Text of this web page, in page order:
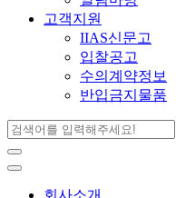
고객지원
IIAS신문고
입찰공고
수의계약정보
반입금지물품
회사소개